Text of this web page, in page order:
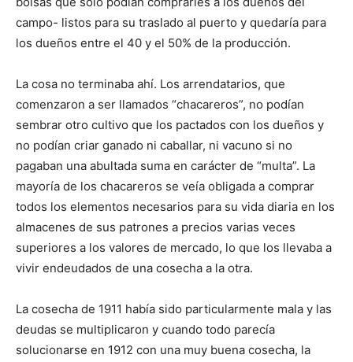
campo- listos para su traslado al puerto y quedaría para
los dueños entre el 40 y el 50% de la producción.
La cosa no terminaba ahí. Los arrendatarios, que
comenzaron a ser llamados “chacareros”, no podían
sembrar otro cultivo que los pactados con los dueños y
no podían criar ganado ni caballar, ni vacuno si no
pagaban una abultada suma en carácter de “multa”. La
mayoría de los chacareros se veía obligada a comprar
todos los elementos necesarios para su vida diaria en los
almacenes de sus patrones a precios varias veces
superiores a los valores de mercado, lo que los llevaba a
vivir endeudados de una cosecha a la otra.
La cosecha de 1911 había sido particularmente mala y las
deudas se multiplicaron y cuando todo parecía
solucionarse en 1912 con una muy buena cosecha, la